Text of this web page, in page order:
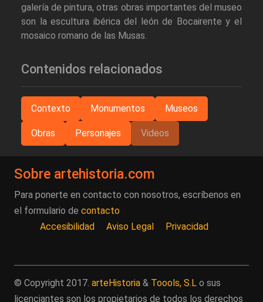
galería de pintura, otras obras importantes del museo
son la escultura ibérica del león de Bocairente y el
mosaico romano de las Musas.
Contenidos relacionados
Contexto Monumentos Museos
Obras Personajes Videos
Sobre artehistoria.com
Para ponerte en contacto con nosotros, escríbenos en
el formulario de contacto
Accesibilidad
Aviso Legal Privacidad
© Copyright 2017. arteHistoria & Toools, S.L o sus
licenciantes son los propietarios de todos los derechos